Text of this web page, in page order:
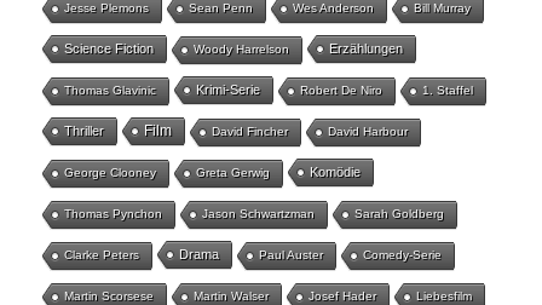
Jesse Plemons Sean Penn Wes Anderson Bill Murray
Science Fiction Woody Harrelson Erzählungen
Thomas Glavinic Krimi-Serie Robert De Niro 1. Staffel
Thriller Film David Fincher David Harbour
George Clooney Greta Gerwig Komödie
Thomas Pynchon Jason Schwartzman Sarah Goldberg
Clarke Peters Drama Paul Auster Comedy-Serie
Martin Scorsese Martin Walser Josef Hader Liebesfilm